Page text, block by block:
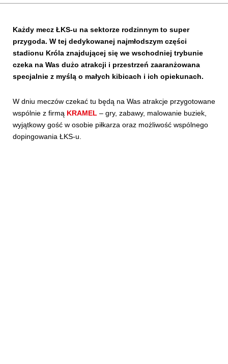
Kibice
SKLEP
Każdy mecz ŁKS-u na sektorze rodzinnym to super
przygoda. W tej dedykowanej najmłodszym części
stadionu Króla znajdującej się we wschodniej trybunie
czeka na Was dużo atrakcji i przestrzeń zaaranżowana
specjalnie z myślą o małych kibicach i ich opiekunach.
W dniu meczów czekać tu będą na Was atrakcje przygotowane
wspólnie z firmą KRAMEL – gry, zabawy, malowanie buziek,
wyjątkowy gość w osobie piłkarza oraz możliwość wspólnego
dopingowania ŁKS-u.